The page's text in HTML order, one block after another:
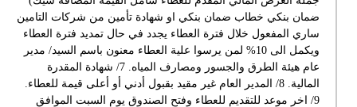
ضمان بنكي خطاب ضمان بنكي او شهادة تأمين من شركات التامين
ساري المفعول خلال فترة العطاء يجدد في حال تمديد فترة العطاء
ويكمل الى 10% لمن يرسوا علية العطاء معنون باسم السيد/ مدير
عام هيئة الطرق والجسور ومصارف المياه. 7/ شهادة المقدرة
المالية. 8/ المدير العام غير مقيد بقبول أدني أو أعلى قيمة للعطاء.
9/ اخر موعد للتقديم للعطاء وفتح الصندوق يوم السبت الموافق